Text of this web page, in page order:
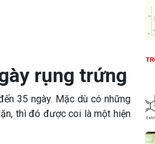
rụng trứng
35 ngày. Mặc dù có những
thì đó được coi là một hiện